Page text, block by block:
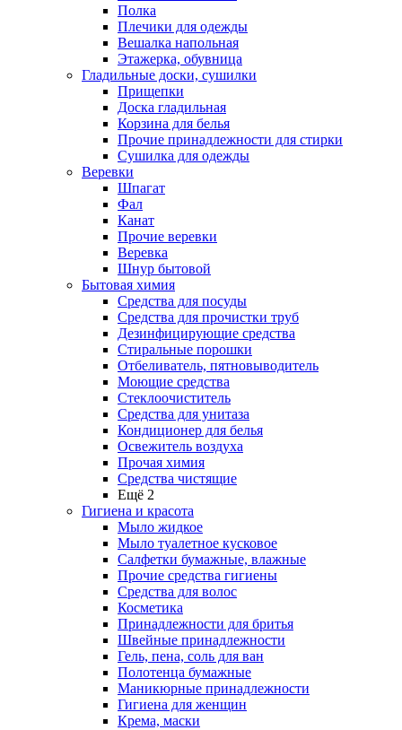
Полка
Плечики для одежды
Вешалка напольная
Этажерка, обувница
Гладильные доски, сушилки
Прищепки
Доска гладильная
Корзина для белья
Прочие принадлежности для стирки
Сушилка для одежды
Веревки
Шпагат
Фал
Канат
Прочие веревки
Веревка
Шнур бытовой
Бытовая химия
Средства для посуды
Средства для прочистки труб
Дезинфицирующие средства
Стиральные порошки
Отбеливатель, пятновыводитель
Моющие средства
Стеклоочиститель
Средства для унитаза
Кондиционер для белья
Освежитель воздуха
Прочая химия
Средства чистящие
Ещё 2
Гигиена и красота
Мыло жидкое
Мыло туалетное кусковое
Салфетки бумажные, влажные
Прочие средства гигиены
Средства для волос
Косметика
Принадлежности для бритья
Швейные принадлежности
Гель, пена, соль для ван
Полотенца бумажные
Маникюрные принадлежности
Гигиена для женщин
Крема, маски